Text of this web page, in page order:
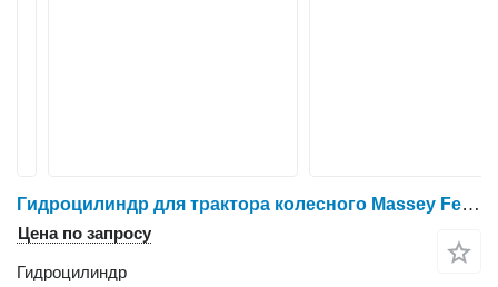
Гидроцилиндр для трактора колесного Massey Ferguson Valtra
Цена по запросу
Гидроцилиндр